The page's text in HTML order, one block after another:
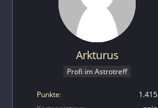
Arkturus
Profi im Astrotreff
Punkte
1.415